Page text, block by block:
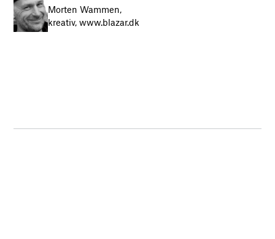
Morten Wammen,
kreativ, www.blazar.dk